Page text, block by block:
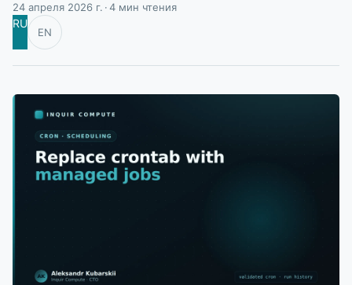
24 апреля 2026 г. 4 мин чтения
RU
EN